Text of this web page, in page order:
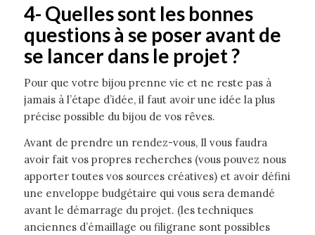
4- Quelles sont les bonnes
questions à se poser avant de
se lancer dans le projet ?
Pour que votre bijou prenne vie et ne reste pas à
jamais à l’étape d’idée, il faut avoir une idée la plus
précise possible du bijou de vos rêves.
Avant de prendre un rendez-vous, Il vous faudra
avoir fait vos propres recherches (vous pouvez nous
apporter toutes vos sources créatives) et avoir défini
une enveloppe budgétaire qui vous sera demandé
avant le démarrage du projet. (les techniques
anciennes d’émaillage ou filigrane sont possibles